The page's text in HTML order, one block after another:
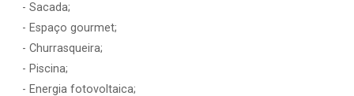
- Sacada;
- Espaço gourmet;
- Churrasqueira;
- Piscina;
- Energia fotovoltaica;